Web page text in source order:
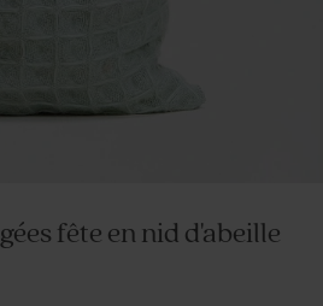
fête en nid d'abeille